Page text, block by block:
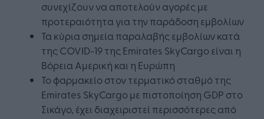
συνεχίζουν να αποτελούν αγορές με
προτεραιότητα για την παράδοση εμβολίων
Τα κύρια σημεία παραλαβής εμβολίων κατά
της COVID-19 της Emirates SkyCargo είναι η
Βόρεια Αμερική και η Ευρώπη
Το φαρμακείο στον τερματικό σταθμό της
Emirates SkyCargo με πιστοποίηση GDP στο
Σικάγο, έχει διαχειριστεί περισσότερες από